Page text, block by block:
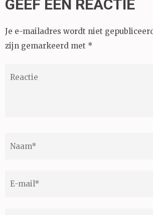
GEEF EEN REACTIE
Je e-mailadres wordt niet
zijn gemarkeerd met *